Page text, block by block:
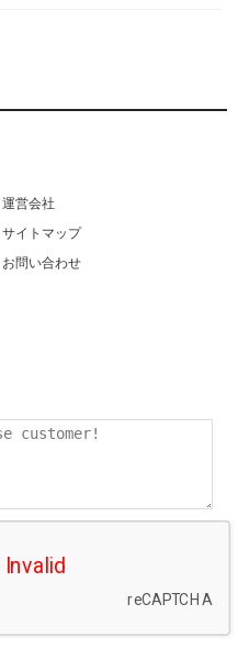
運営会社
サイトマップ
お問い合わせ